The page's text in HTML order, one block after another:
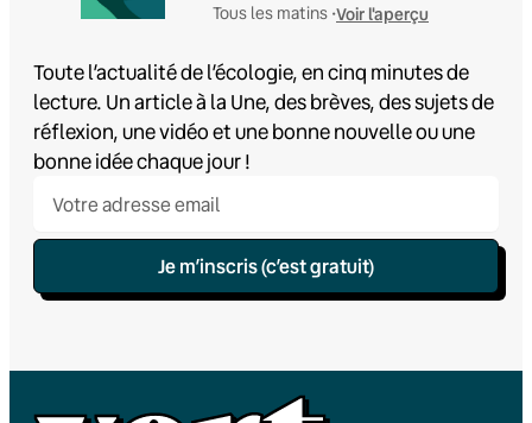
Tous les matins •Voir l'aperçu
Toute l’actualité de l’écologie, en cinq minutes de
lecture. Un article à la Une, des brèves, des sujets de
réflexion, une vidéo et une bonne nouvelle ou une
bonne idée chaque jour !
Je m’inscris (c’est gratuit)